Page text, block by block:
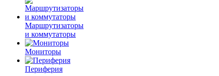
Маршрутизаторы
и коммутаторы
Мониторы
Периферия